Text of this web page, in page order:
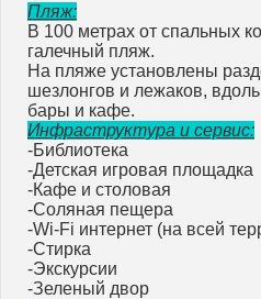
Пляж:
В 100 метрах от спальных
галечный пляж.
На пляже установлены
шезлонгов и лежаков,
бары и кафе.
Инфраструктура и сервис:
-Библиотека
-Детская игровая площадка
-Кафе и столовая
-Соляная пещера
-Wi-Fi интернет (на всей
-Стирка
-Экскурсии
-Зеленый двор